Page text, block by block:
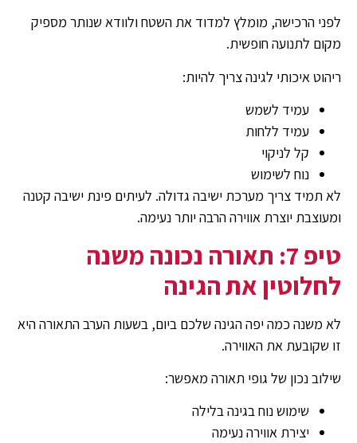
לפני הרכישה, מומלץ למדוד את השטח ולוודא שנותר מספיק
מקום לתנועה חופשית.
ריהוט איכותי לגינה צריך להיות:
עמיד לשמש
עמיד ללחות
קל לניקוי
נוח לשימוש
לא תמיד צריך מערכת ישיבה גדולה. לעיתים פינת ישיבה קטנה
ומעוצבת יוצרת אווירה הרבה יותר נעימה.
טיפ 7: תאורה נכונה משנה
לחלוטין את הגינה
לא משנה כמה יפה הגינה שלכם ביום, בשעות הערב התאורה היא
זו שקובעת את האווירה.
שילוב נכון של גופי תאורה מאפשר:
שימוש נוח בגינה בלילה
יצירת אווירה נעימה